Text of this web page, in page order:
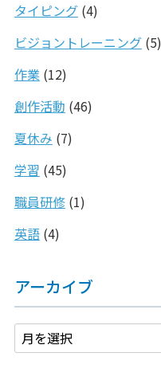
タイピング(4)
ビジョントレーニング(5)
作業(12)
創作活動 (46)
夏休み (7)
学習 (45)
職員研修(1)
英語(4)
アーカイブ